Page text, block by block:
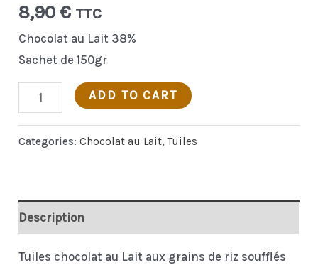
8,90€ TTC
Chocolat au Lait 38%
Sachet de 150gr
Tuiles
riz
soufflés
ADD TO CART
Categories:Chocolat au Lait,Tuiles
Description
Tuiles chocolat au Lait aux grains de riz soufflés